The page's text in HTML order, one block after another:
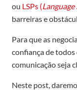
ou LSPs (
barreiras e ob
Para queas
confiança de todos
comunicação seja
Neste post,